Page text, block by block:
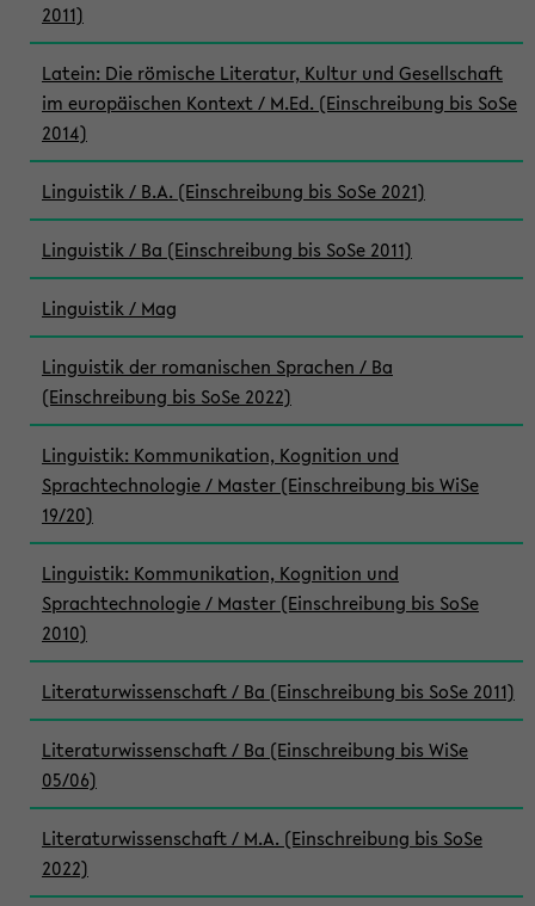
2011)
Latein: Die römische Literatur, Kultur und Gesellschaft
im europäischen Kontext / M.Ed. (Einschreibung bis SoSe
2014)
Linguistik / B.A. (Einschreibung bis SoSe 2021)
Linguistik / Ba (Einschreibung bis SoSe 2011)
Linguistik / Mag
Linguistik der romanischen Sprachen / Ba
(Einschreibung bis SoSe 2022)
Linguistik: Kommunikation, Kognition und
Sprachtechnologie / Master (Einschreibung bis WiSe
19/20)
Linguistik: Kommunikation, Kognition und
Sprachtechnologie / Master (Einschreibung bis SoSe
2010)
Literaturwissenschaft / Ba (Einschreibung bis SoSe 2011)
Literaturwissenschaft / Ba (Einschreibung bis WiSe
05/06)
Literaturwissenschaft / M.A. (Einschreibung bis SoSe
2022)